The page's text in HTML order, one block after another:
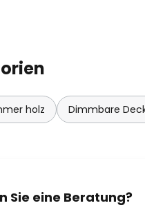
holz Dimmbare
Sie eine Beratung?